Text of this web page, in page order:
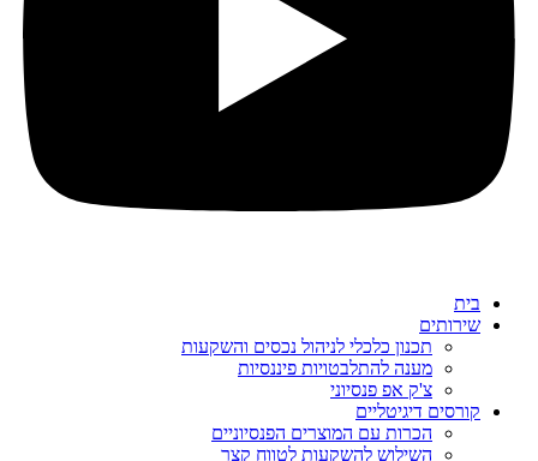
בית
שירותים
תכנון כלכלי לניהול נכסים והשקעות
מענה להתלבטויות פיננסיות
צ'ק אפ פנסיוני
קורסים דיגיטליים
הכרות עם המוצרים הפנסיוניים
השילוש להשקעות לטווח קצר